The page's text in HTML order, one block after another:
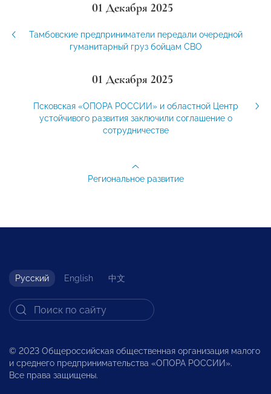
01 Декабря 2025
Тамбовские предприниматели передали очередной
гуманитарный груз бойцам СВО
01 Декабря 2025
Псковская «ОПОРА РОССИИ» и областной Центр
устойчивого развития заключили соглашение о
сотрудничестве
Региональное развитие
Русский English 中文
© 2023 Общероссийская общественная организация малого
и среднего предпринимательства «ОПОРА РОССИИ».
Все права защищены.